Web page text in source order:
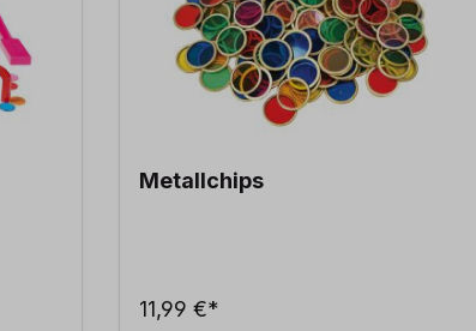
Metallchips
11,99 €*